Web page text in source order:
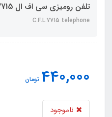
تلفن رومیزی سی اف ال CFL 7715
C.F.L.7715 telephone
440,000 تومان
ناموجود